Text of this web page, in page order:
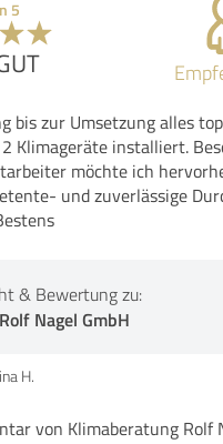
5
bis zur Umsetzung alles
Klimageräte installiert.
möchte ich
und zuverlässige
& Bewertung zu:
Nagel GmbH
H.
von Klimaberatung Rolf